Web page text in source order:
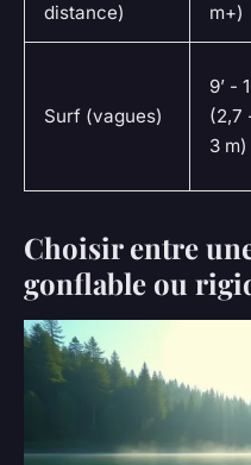
distance)
m+)
Surf (vagues)
9’ -
(2,7
3 m)
Choisir entre
gonflable ou